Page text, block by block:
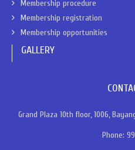
Membership procedure
Membership registration
Membership opportunities
GALLERY
Grand Plaza 10th floor, 1006,
Phone: